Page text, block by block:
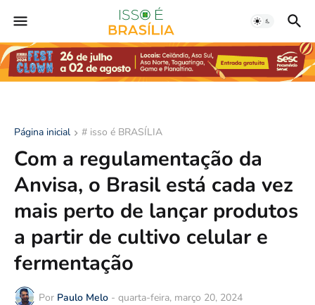
Página inicial # isso é BRASÍLIA
Com a regulamentação da
Anvisa, o Brasil está cada vez
mais perto de lançar produtos
a partir de cultivo celular e
fermentação
Por Paulo Melo - quarta-feira, março 20, 2024